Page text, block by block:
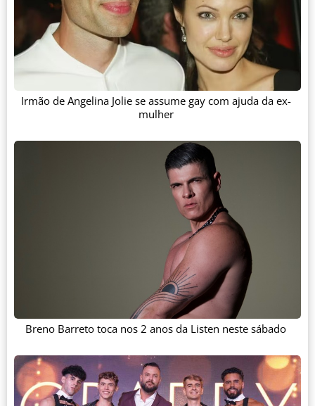
Irmão de Angelina Jolie se assume gay com ajuda da ex-
mulher
Breno Barreto toca nos 2 anos da Listen neste sábado